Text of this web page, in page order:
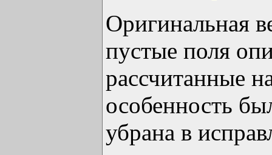
Оригинальная
пустые поля
рассчитанные
особенность
убрана в